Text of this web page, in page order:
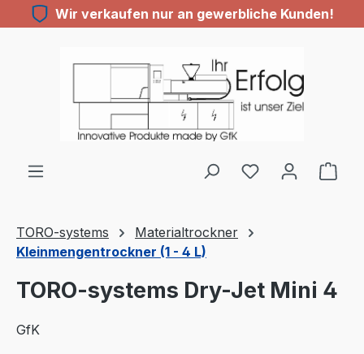
Zum Hauptinhalt springen
Wir verkaufen nur an gewerbliche Kunden!
TORO-systems
Materialtrockner
Kleinmengentrockner (1 - 4 L)
TORO-systems Dry-Jet Mini 4
GfK